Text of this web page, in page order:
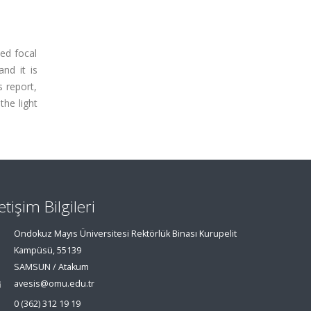
focal
it is
report,
light
Bilgileri
Ondokuz Mayıs Üniversitesi Rektörlük Binası Kurupelit
Kampüsü, 55139
SAMSUN / Atakum
avesis@omu.edu.tr
0 (362) 312 19 19